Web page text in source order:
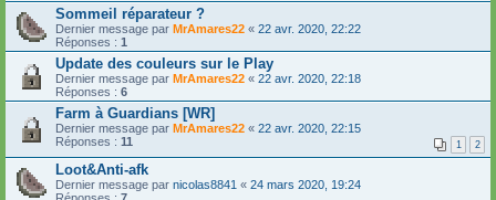
Sommeil réparateur ?
Dernier message par MrAmares22 « 22 avr. 2020, 22:22
Réponses : 1
Update des couleurs sur le Play
Dernier message par MrAmares22 « 22 avr. 2020, 22:18
Réponses : 6
Farm à Guardians [WR]
Dernier message par MrAmares22 « 22 avr. 2020, 22:15
Réponses : 11 1 2
Loot&Anti-afk
Dernier message par nicolas8841 « 24 mars 2020, 19:24